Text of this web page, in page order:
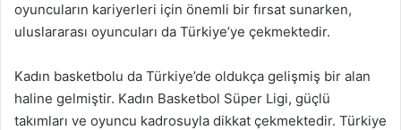
oyuncuların kariyerleri için önemli bir fırsat sunarken,
uluslararası oyuncuları da Türkiye’ye çekmektedir.
Kadın basketbolu da Türkiye’de oldukça gelişmiş bir alan
haline gelmiştir. Kadın Basketbol Süper Ligi, güçlü
takımları ve oyuncu kadrosuyla dikkat çekmektedir. Türkiye